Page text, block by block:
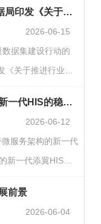
16日，国家医保局
模型推理所依赖的
状与诉求从实际调
、算力基础和治理
统一管理、可观测
以国产算力起步，
医疗信息化周报 第537期 | 国家数据局印发《关于推进行业高质量数据集建设行动的实施方案》的通知
2026-06-15
据集建设行动的
关于推进行业高
科学研究、工业制
融服务、医疗卫
、具身智能、智能
加快推进行业高质
动人工智能与信
筑牢医疗信息化根基，超融合承载新一代HIS的稳定之道
2026-06-12
服务架构的新一代
新一代添翼HIS、
维效率提出了更高
广泛验证的路径：
前景
2026-06-04